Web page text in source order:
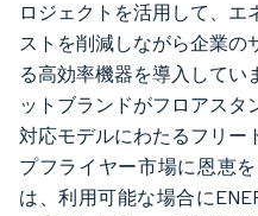
ロジェクトを活用して、エ
ストを削減しながら企業の
る高効率機器を導入してい
ットブランドがフロアスタ
対応モデルにわたるフリー
プフライヤー市場に恩恵
は、利用可能な場合に